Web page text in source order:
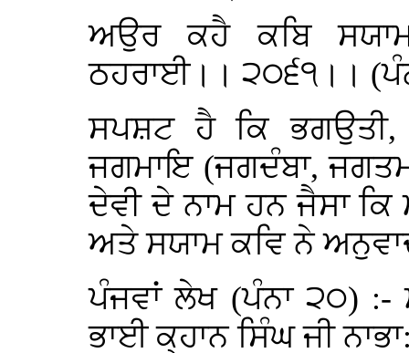
ਅਉਰ ਕਹੈ ਕਬਿ ਸਯਾਮ
ਠਹਰਾਈ।। ੨੦੬੧।।
ਸਪਸ਼ਟ ਹੈ ਕਿ ਭਗਉਤੀ,
ਜਗਮਾਇ (ਜਗਦੰਬਾ,
ਦੇਵੀ ਦੇ ਨਾਮ ਹਨ ਜੈਸਾ
ਅਤੇ ਸਯਾਮ ਕਵਿ ਨੇ
ਪੰਜਵਾਂ ਲੇਖ (ਪੰਨਾ ੨੦) :-
ਭਾਈ ਕ੍ਹਾਨ ਸਿੰਘ ਜੀ